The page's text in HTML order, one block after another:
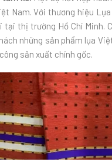
Nam. Với thương hiệu
tại thị trường Hồ Chí Minh.
những sản phẩm lụa
sản xuất chính gốc.